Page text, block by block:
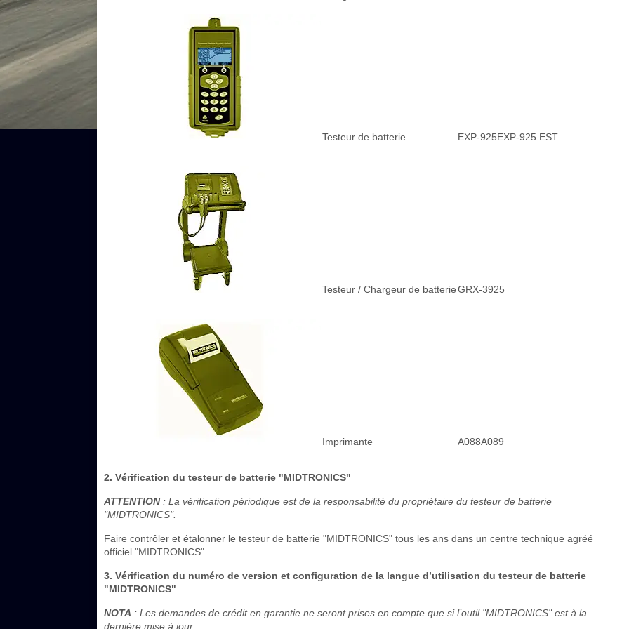
Testeur de batterie EXP-925EXP-925 EST
Testeur / Chargeur de batterieGRX-3925
Imprimante A088A089
2. Vérification du testeur de batterie "MIDTRONICS"
ATTENTION: La vérification périodique est de la responsabilité du propriétaire du testeur de batterie
"MIDTRONICS".
Faire contrôler et étalonner le testeur de batterie "MIDTRONICS" tous les ans dans un centre technique agréé
officiel "MIDTRONICS".
3. Vérification du numéro de version et configuration de la langue d’utilisation du testeur de batterie
"MIDTRONICS"
NOTA : Les demandes de crédit en garantie ne seront prises en compte que si l’outil "MIDTRONICS" est à la
dernière mise à jour.